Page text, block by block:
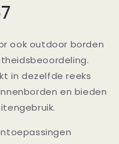
ook outdoor borden
in dezelfde reeks
en bieden